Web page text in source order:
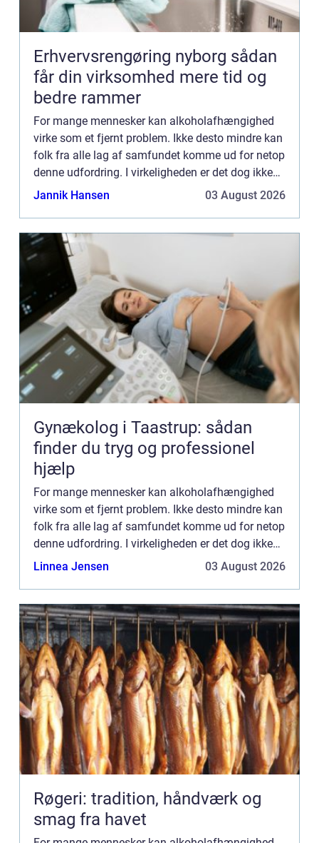
Erhvervsrengøring nyborg sådan
får din virksomhed mere tid og
bedre rammer
For mange mennesker kan alkoholafhængighed
virke som et fjernt problem. Ikke desto mindre kan
folk fra alle lag af samfundet komme ud for netop
denne udfordring. I virkeligheden er det dog ikke
altid så let at sige, hvornår der er tale om et reelt
Jannik Hansen 03 August 2026
Gynækolog i Taastrup: sådan
finder du tryg og professionel
hjælp
For mange mennesker kan alkoholafhængighed
virke som et fjernt problem. Ikke desto mindre kan
folk fra alle lag af samfundet komme ud for netop
denne udfordring. I virkeligheden er det dog ikke
altid så let at sige, hvornår der er tale om et reelt
Linnea Jensen 03 August 2026
Røgeri: tradition, håndværk og
smag fra havet